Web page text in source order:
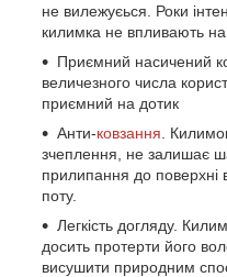
не вилежуєься. Роки
килимка не впливають
Приємний насичений
величезного числа
приємний на дотик
Анти-ковзання .
зчеплення, не залишає
прилипання до поверхні
поту.
Легкість догляду.
досить протерти його
висушити природним